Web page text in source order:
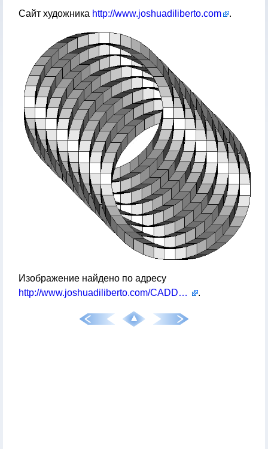
Сайт художника http://www.joshuadiliberto.com .
Изображение найдено по адресу
http://www.joshuadiliberto.com/CADDESIGNS.html
.